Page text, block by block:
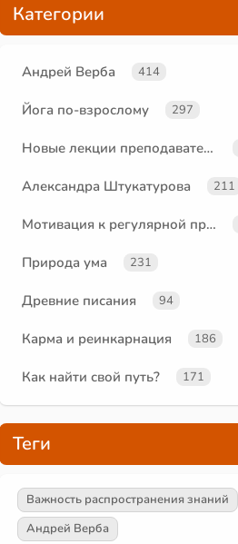
Категории
Андрей Верба 414
Йога по-взрослому 297
Новые лекции преподавателей
Александра Штукатурова 211
Мотивация к регулярной практике
Природа ума 231
Древние писания 94
Карма и реинкарнация 186
Как найти свой путь? 171
Теги
Важность распространения знаний
Андрей Верба